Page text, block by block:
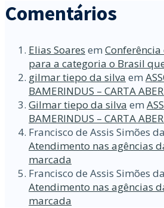
Comentários
Elias Soares em
para a categoria o Brasil
gilmar tiepo da silva em
BAMERINDUS – CARTA
Gilmar tiepo da silva em
BAMERINDUS – CARTA
Francisco de Assis Simões
Atendimento nas agências
marcada
Francisco de Assis Simões
Atendimento nas agências
marcada